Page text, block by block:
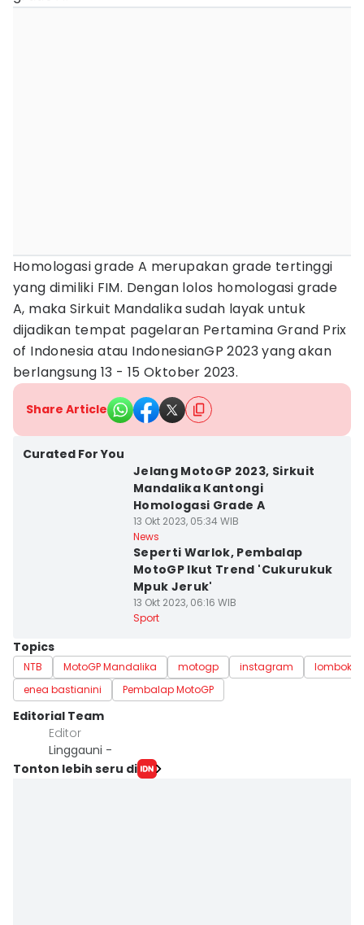
Homologasi grade A merupakan grade tertinggi
yang dimiliki FIM. Dengan lolos homologasi grade
A, maka Sirkuit Mandalika sudah layak untuk
dijadikan tempat pagelaran Pertamina Grand Prix
of Indonesia atau IndonesianGP 2023 yang akan
berlangsung 13 - 15 Oktober 2023.
Share Article
Curated For You
Jelang MotoGP 2023, Sirkuit
Mandalika Kantongi
Homologasi Grade A
13 Okt 2023, 05:34 WIB
News
Seperti Warlok, Pembalap
MotoGP Ikut Trend 'Cukurukuk
Mpuk Jeruk'
13 Okt 2023, 06:16 WIB
Sport
Topics
NTB MotoGP Mandalika motogp instagram
lombok
enea bastianini
Pembalap MotoGP
Editorial Team
Editor
Linggauni -
Tonton lebih seru di